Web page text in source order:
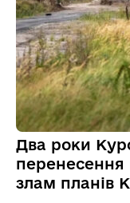
Два роки
перенесення
злам планів